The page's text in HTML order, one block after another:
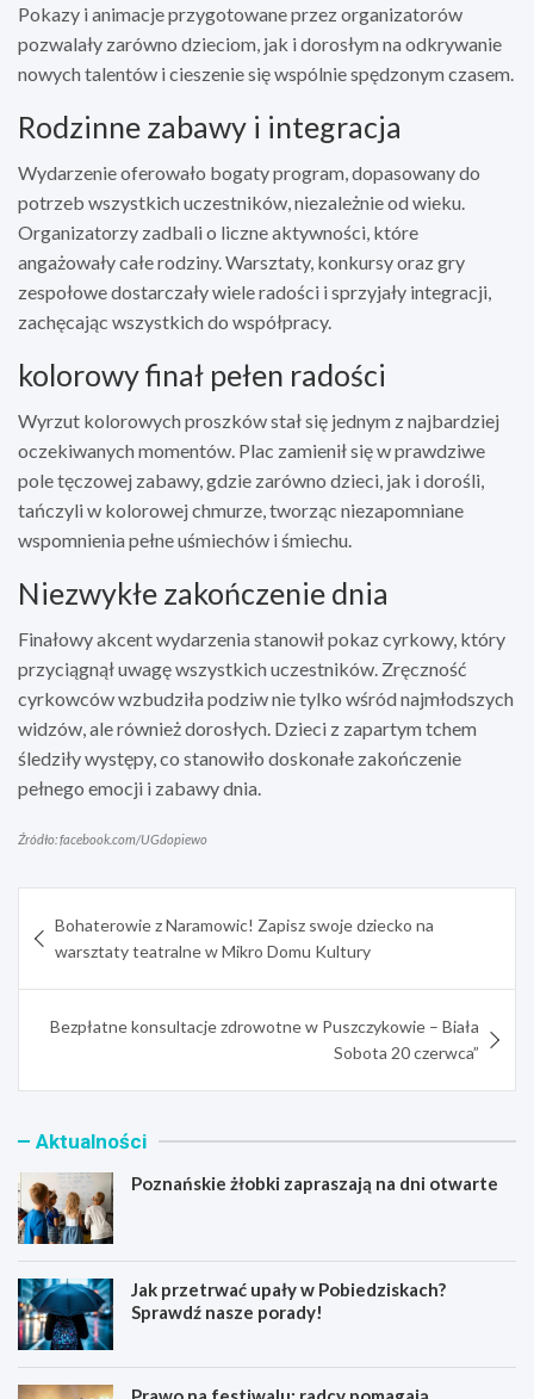
Pokazy i animacje przygotowane przez organizatorów
pozwalały zarówno dzieciom, jak i dorosłym na odkrywanie
nowych talentów i cieszenie się wspólnie spędzonym czasem.
Rodzinne zabawy i integracja
Wydarzenie oferowało bogaty program, dopasowany do
potrzeb wszystkich uczestników, niezależnie od wieku.
Organizatorzy zadbali o liczne aktywności, które
angażowały całe rodziny. Warsztaty, konkursy oraz gry
zespołowe dostarczały wiele radości i sprzyjały integracji,
zachęcając wszystkich do współpracy.
kolorowy finał pełen radości
Wyrzut kolorowych proszków stał się jednym z najbardziej
oczekiwanych momentów. Plac zamienił się w prawdziwe
pole tęczowej zabawy, gdzie zarówno dzieci, jak i dorośli,
tańczyli w kolorowej chmurze, tworząc niezapomniane
wspomnienia pełne uśmiechów i śmiechu.
Niezwykłe zakończenie dnia
Finałowy akcent wydarzenia stanowił pokaz cyrkowy, który
przyciągnął uwagę wszystkich uczestników. Zręczność
cyrkowców wzbudziła podziw nie tylko wśród najmłodszych
widzów, ale również dorosłych. Dzieci z zapartym tchem
śledziły występy, co stanowiło doskonałe zakończenie
pełnego emocji i zabawy dnia.
Źródło: facebook.com/UGdopiewo
wpisu
Bohaterowie z Naramowic! Zapisz swoje dziecko na
warsztaty teatralne w Mikro Domu Kultury
Bezpłatne konsultacje zdrowotne w Puszczykowie – Biała
Sobota 20 czerwca”
Aktualności
Poznańskie żłobki zapraszają na dni otwarte
Jak przetrwać upały w Pobiedziskach?
Sprawdź nasze porady!